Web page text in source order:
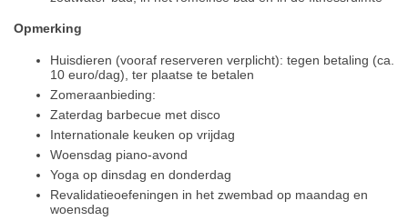
Opmerking
Huisdieren (vooraf reserveren verplicht): tegen betaling (ca.
10 euro/dag), ter plaatse te betalen
Zomeraanbieding:
Zaterdag barbecue met disco
Internationale keuken op vrijdag
Woensdag piano-avond
Yoga op dinsdag en donderdag
Revalidatieoefeningen in het zwembad op maandag en
woensdag